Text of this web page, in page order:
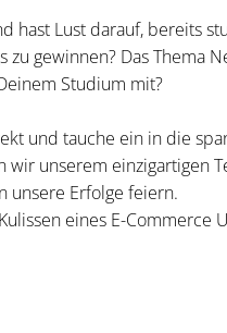
hast Lust darauf, bereits
zu gewinnen? Das Thema
Studium mit?
und tauche ein in die
wir unserem einzigartigen
unsere Erfolge feiern.
eines E-